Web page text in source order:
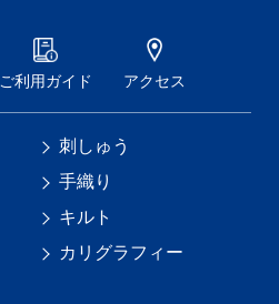
ご利用ガイド アクセス
刺しゅう
手織り
キルト
カリグラフィー